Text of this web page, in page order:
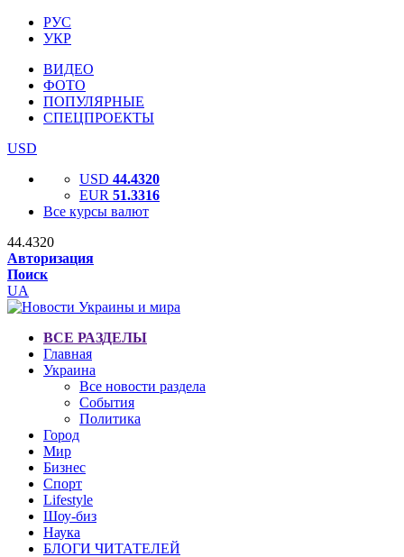
РУС
УКР
ВИДЕО
ФОТО
ПОПУЛЯРНЫЕ
СПЕЦПРОЕКТЫ
USD
USD 44.4320
EUR 51.3316
Все курсы валют
44.4320
Авторизация
Поиск
UA
ВСЕ РАЗДЕЛЫ
Главная
Украина
Все новости раздела
События
Политика
Город
Мир
Бизнес
Спорт
Lifestyle
Шоу-биз
Наука
БЛОГИ ЧИТАТЕЛЕЙ